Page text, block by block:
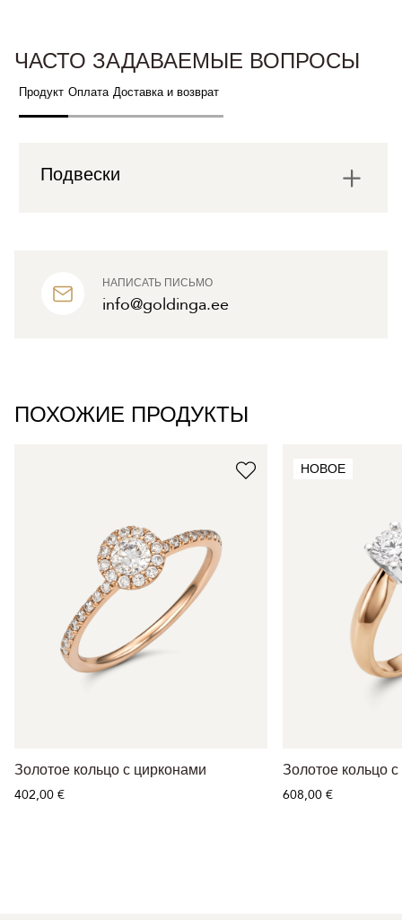
НАПИСАТЬ ПИСЬМО
info@goldinga.ee
ЧАСТО ЗАДАВАЕМЫЕ ВОПРОСЫ
Продукт Оплата Доставка и возврат
Подвески
ПОХОЖИЕ ПРОДУКТЫ
Золотое кольцо с цирконами
402,00 €
НОВОЕ
Золотое кольцо
608,00 €